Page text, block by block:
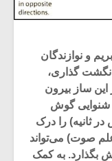
و نوازندگان
انگشت گذاری،
ساز بیرون
شنوایی گوش
هرتز (ارتعاش در ثانیه) را درک
صوت) می‌تواند
بگذارد. به کمک